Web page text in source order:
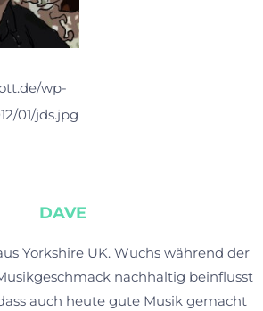
wp-
01/jds.jpg
DAVE
Yorkshire UK. Wuchs während der
nachhaltig beinflusst
auch heute gute Musik gemacht